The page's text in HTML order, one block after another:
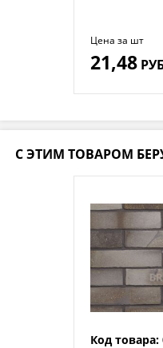
Цена за шт
21,48
С ЭТИМ ТОВАРОМ
Код товара: